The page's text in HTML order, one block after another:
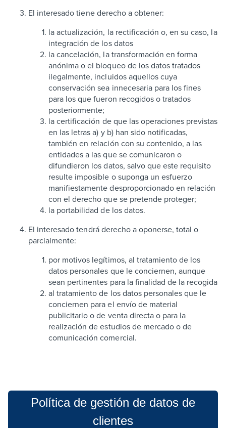
El interesado tiene derecho a obtener:
la actualización, la rectificación o, en su caso, la
integración de los datos
la cancelación, la transformación en forma
anónima o el bloqueo de los datos tratados
ilegalmente, incluidos aquellos cuya
conservación sea innecesaria para los fines
para los que fueron recogidos o tratados
posteriormente;
la certificación de que las operaciones previstas
en las letras a) y b) han sido notificadas,
también en relación con su contenido, a las
entidades a las que se comunicaron o
difundieron los datos, salvo que este requisito
resulte imposible o suponga un esfuerzo
manifiestamente desproporcionado en relación
con el derecho que se pretende proteger;
la portabilidad de los datos.
El interesado tendrá derecho a oponerse, total o
parcialmente:
por motivos legítimos, al tratamiento de los
datos personales que le conciernen, aunque
sean pertinentes para la finalidad de la recogida
al tratamiento de los datos personales que le
conciernen para el envío de material
publicitario o de venta directa o para la
realización de estudios de mercado o de
comunicación comercial.
Política de gestión de datos de
clientes